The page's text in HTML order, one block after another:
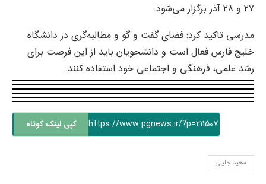
۲۷ و ۲۸ آذر برگزار می‌شود.
مدرسی تاکید کرد: فضای گفت‌ و گو و مطالبه‌گری در دانشگاه
خلیج فارس فعال است و دانشجویان باید از این فرصت برای
رشد علمی، فرهنگی و اجتماعی خود استفاده کنند.
https://www.pgnews.ir/?p=211507 کپی لینک کوتاه
سعید جلیلی